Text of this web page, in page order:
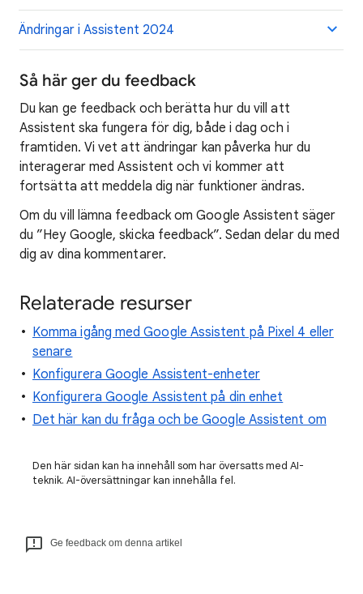
Ändringar i Assistent 2024
Så här ger du feedback
Du kan ge feedback och berätta hur du vill att
Assistent ska fungera för dig, både i dag och i
framtiden. Vi vet att ändringar kan påverka hur du
interagerar med Assistent och vi kommer att
fortsätta att meddela dig när funktioner ändras.
Om du vill lämna feedback om Google Assistent säger
du ”Hey Google, skicka feedback”. Sedan delar du med
dig av dina kommentarer.
Relaterade resurser
Komma igång med Google Assistent på Pixel 4 eller
senare
Konfigurera Google Assistent-enheter
Konfigurera Google Assistent på din enhet
Det här kan du fråga och be Google Assistent om
Den här sidan kan ha innehåll som har översatts med AI-
teknik. AI-översättningar kan innehålla fel.
Ge feedback om denna artikel